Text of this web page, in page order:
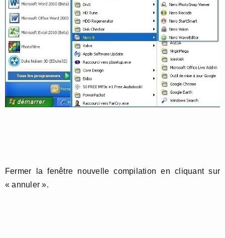
Fermer la fenêtre nouvelle compilation en cliquant sur
« annuler ».